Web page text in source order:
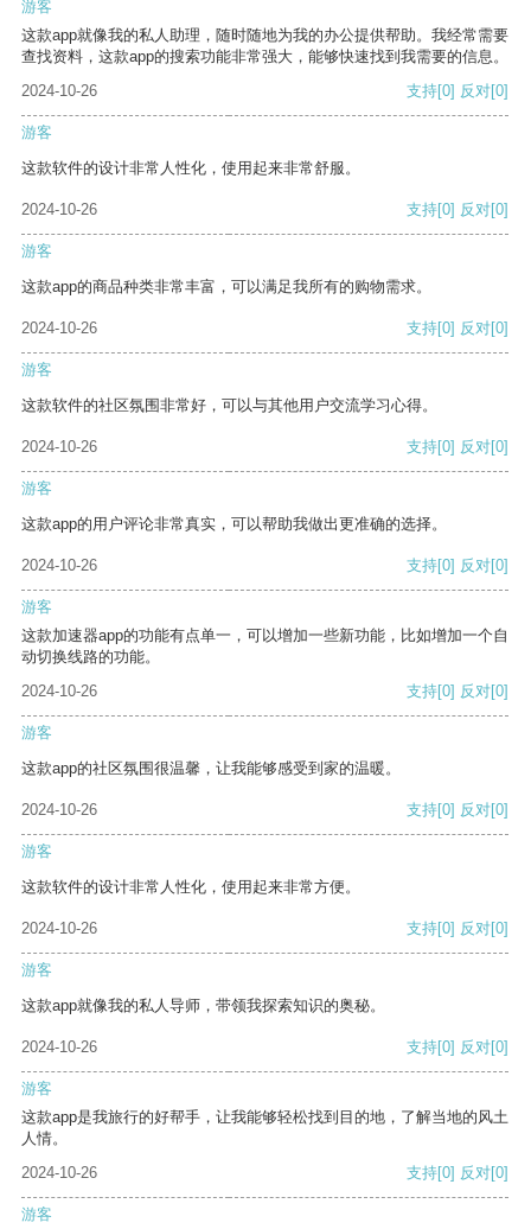
游客
这款app就像我的私人助理，随时随地为我的办公提供帮助。我经常需要
查找资料，这款app的搜索功能非常强大，能够快速找到我需要的信息。
2024-10-26
支持[0] 反对[0]
游客
这款软件的设计非常人性化，使用起来非常舒服。
2024-10-26 支持[0] 反对[0]
游客
这款app的商品种类非常丰富，可以满足我所有的购物需求。
2024-10-26 支持[0] 反对[0]
游客
这款软件的社区氛围非常好，可以与其他用户交流学习心得。
2024-10-26 支持[0] 反对[0]
游客
这款app的用户评论非常真实，可以帮助我做出更准确的选择。
2024-10-26 支持[0] 反对[0]
游客
这款加速器app的功能有点单一，可以增加一些新功能，比如增加一个自
动切换线路的功能。
2024-10-26
支持[0] 反对[0]
游客
这款app的社区氛围很温馨，让我能够感受到家的温暖。
2024-10-26 支持[0] 反对[0]
游客
这款软件的设计非常人性化，使用起来非常方便。
2024-10-26 支持[0] 反对[0]
游客
这款app就像我的私人导师，带领我探索知识的奥秘。
2024-10-26 支持[0] 反对[0]
游客
这款app是我旅行的好帮手，让我能够轻松找到目的地，了解当地的风土
人情。
2024-10-26
支持[0] 反对[0]
游客